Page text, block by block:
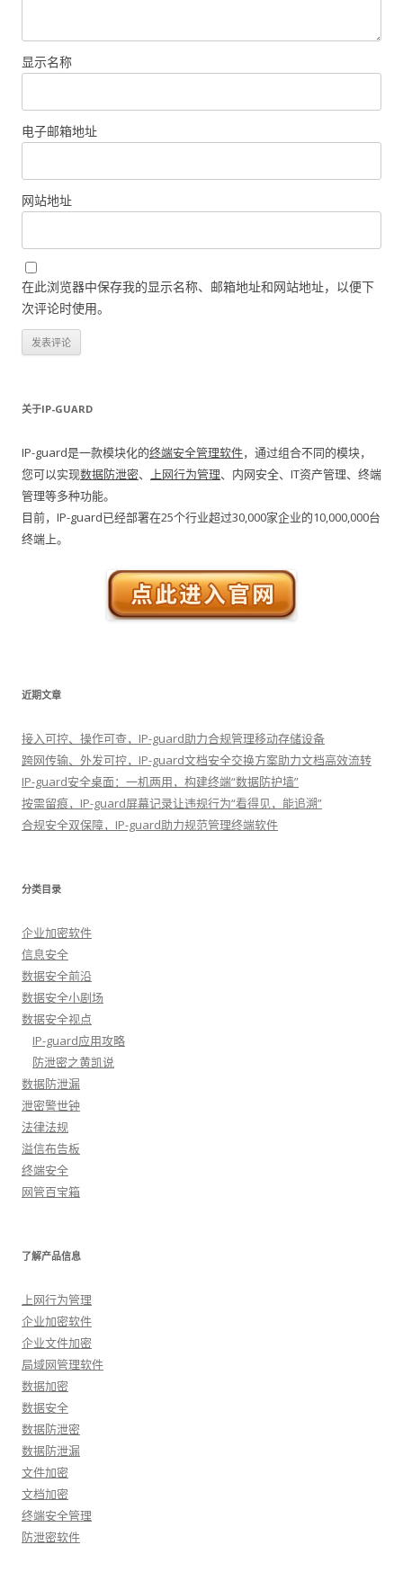
显示名称
电子邮箱地址
网站地址
在此浏览器中保存我的显示名称、邮箱地址和网站地址，以便下
次评论时使用。
关于IP-GUARD
IP-guard是一款模块化的终端安全管理软件，通过组合不同的模块，
您可以实现数据防泄密、 上网行为管理、内网安全、IT资产管理、终端
管理等多种功能。
目前，IP-guard已经部署在25个行业超过30,000家企业的10,000,000台
终端上。
近期文章
接入可控、操作可查，IP-guard助力合规管理移动存储设备
跨网传输、外发可控，IP-guard文档安全交换方案助力文档高效流转
IP-guard安全桌面：一机两用，构建终端“数据防护墙”
按需留痕，IP-guard屏幕记录让违规行为“看得见，能追溯”
合规安全双保障，IP-guard助力规范管理终端软件
分类目录
企业加密软件
信息安全
数据安全前沿
数据安全小剧场
数据安全视点
IP-guard应用攻略
防泄密之黄凯说
数据防泄漏
泄密警世钟
法律法规
溢信布告板
终端安全
网管百宝箱
了解产品信息
上网行为管理
企业加密软件
企业文件加密
局域网管理软件
数据加密
数据安全
数据防泄密
数据防泄漏
文件加密
文档加密
终端安全管理
防泄密软件